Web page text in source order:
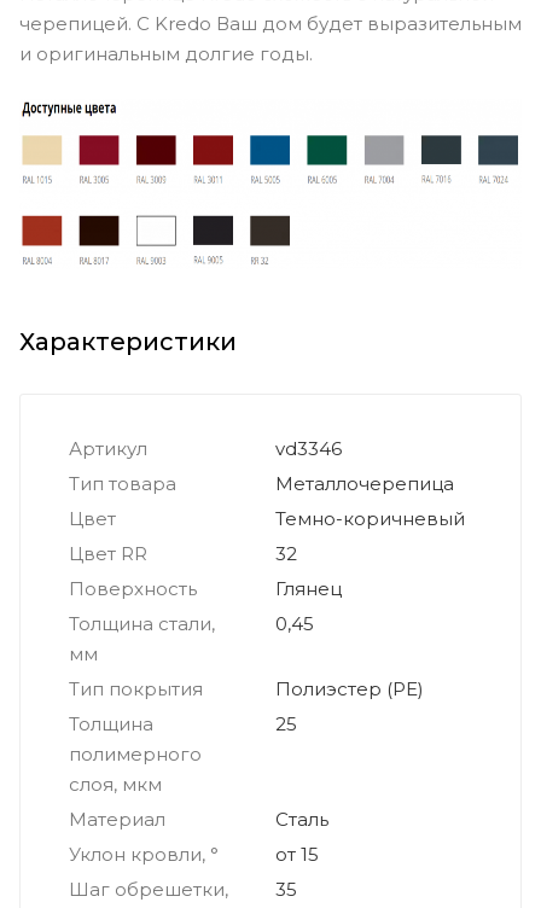
черепицей. С Kredo Ваш дом будет выразительным
и оригинальным долгие годы.
Характеристики
Артикул
vd3346
Тип товара
Металлочерепица
Цвет
Темно-коричневый
Цвет RR
32
Поверхность
Глянец
Толщина стали,
мм
0,45
Тип покрытия
Полиэстер (PE)
Толщина
полимерного
слоя, мкм
25
Материал
Сталь
Уклон кровли, °
от 15
Шаг обрешетки,
35